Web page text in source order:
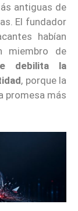
antiguas de
El fundador
habían
miembro de
debilita la
, porque la
promesa más